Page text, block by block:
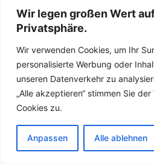
Wir legen großen Wert
Privatsphäre.
Wir verwenden Cookies, um Ihr
personalisierte Werbung oder
unseren Datenverkehr zu
„Alle akzeptieren“ stimmen Sie
Cookies zu.
Anpassen Alle ablehnen
leistet Soforthilfein genau
zuverlässig, kompetent und
den Fachkräften jederzeit
helllichten Tag oder mitten in
wissen, dass zugefallene Türen
keinen Aufschub dulden, und
Fachkräfte Sie nicht lange
ermöglichen.